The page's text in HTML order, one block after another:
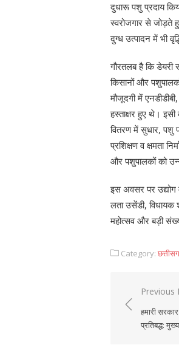
दुधारू पशु प्रदाय
स्वरोजगार से जोड़ते
दुग्ध उत्पादन में भी
गौरतलब है कि डेयरी
किसानों और
मौजूदगी में
हस्ताक्षर हुए थे।
वितरण में सुधार, पशु
प्रशिक्षण व क्षमता
और पशुपालकों को
इस अवसर पर
लता उसेंडी, विधायक
महोत्सव और बड़ी
Category:
Post
Previous
हमारी
प्रतिबद्ध: